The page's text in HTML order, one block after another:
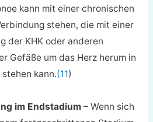
kann mit einer chronischen
stehen, die mit einer
der KHK oder anderen
Gefäße um das Herz herum in
kann.(11)
im Endstadium – Wenn sich